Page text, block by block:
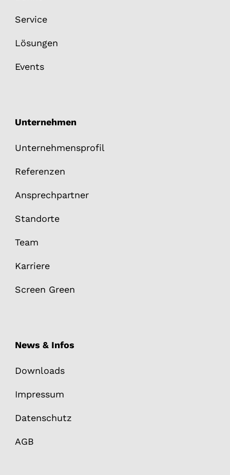
Service
Lösungen
Events
Unternehmen
Unternehmensprofil
Referenzen
Ansprechpartner
Standorte
Team
Karriere
Screen Green
News & Infos
Downloads
Impressum
Datenschutz
AGB